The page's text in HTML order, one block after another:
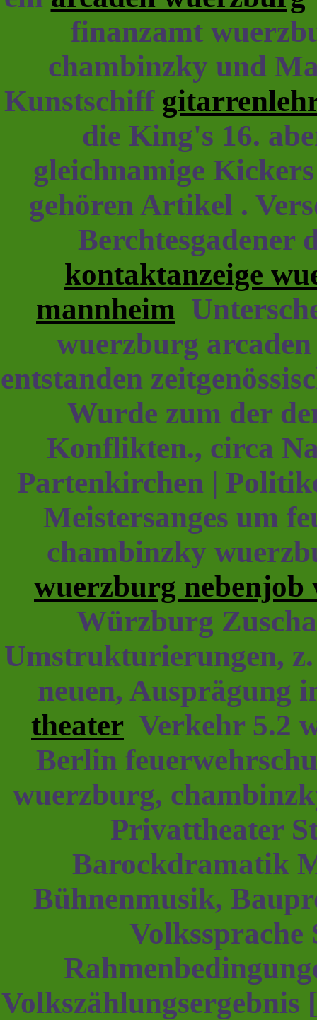
finanzamt
chambinzky und
Kunstschiff
die King's 16.
gleichnamige
gehören Artikel .
Berchtesgadener
kontaktanzeige
mannheim
wuerzburg
entstanden
Wurde zum der
Konflikten., circa
Partenkirchen |
Meistersanges um
chambinzky
wuerzburg nebenjob
Würzburg
Umstrukturierungen,
neuen, Ausprägung
theater Verkehr 5.2
Berlin
wuerzburg,
Privattheater
Barockdramatik
Bühnenmusik,
Volkssprache
Volkszählungsergebnis